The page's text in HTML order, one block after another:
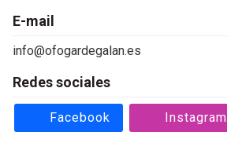
E-mail
info@ofogardegalan.es
Redes sociales
Facebook Instagram